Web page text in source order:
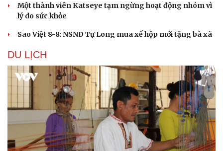
Một thành viên Katseye tạm ngừng hoạt động nhóm vì
lý do sức khỏe
Sao Việt 8-8: NSND Tự Long mua xế hộp mới tặng bà xã
DU LỊCH